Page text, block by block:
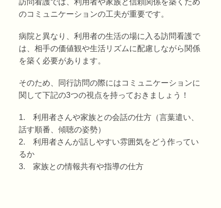
のコミュニケーションの工夫が重要です。
病院と異なり、利用者の生活の場に入る訪問看護で
は、相手の価値観や生活リズムに配慮しながら関係
を築く必要があります。
そのため、同行訪問の際にはコミュニケーションに
関して下記の3つの視点を持っておきましょう！
1. 利用者さんや家族との会話の仕方（言葉遣い、
話す順番、傾聴の姿勢）
2. 利用者さんが話しやすい雰囲気をどう作ってい
るか
3. 家族との情報共有や指導の仕方